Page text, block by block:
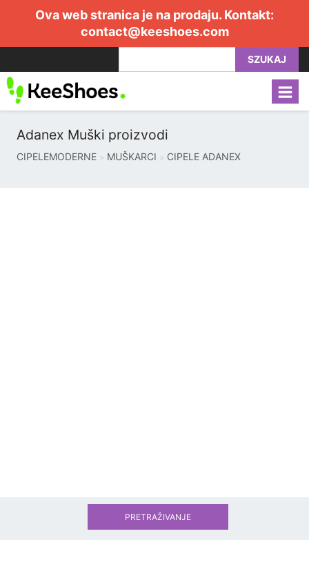
Ova web stranica je na prodaju. Kontakt:
contact@keeshoes.com
SZUKAJ
Adanex Muški proizvodi
CIPELEMODERNE MUŠKARCI CIPELE ADANEX
PRETRAŽIVANJE